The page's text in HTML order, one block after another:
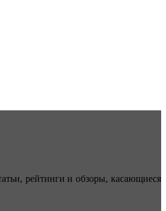
рейтинги и обзоры, касающиеся